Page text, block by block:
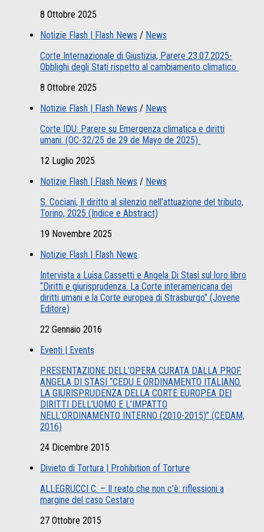
8 Ottobre 2025
Notizie Flash | Flash News / News
Corte Internazionale di Giustizia, Parere 23.07.2025-
Obblighi degli Stati rispetto al cambiamento climatico
8 Ottobre 2025
Notizie Flash | Flash News / News
Corte IDU: Parere su Emergenza climatica e diritti
umani. (OC-32/25 de 29 de Mayo de 2025)
12 Luglio 2025
Notizie Flash | Flash News / News
S. Cociani, Il diritto al silenzio nell’attuazione del tributo,
Torino, 2025 (Indice e Abstract)
19 Novembre 2025
Notizie Flash | Flash News
Intervista a Luisa Cassetti e Angela Di Stasi sul loro libro
“Diritti e giurisprudenza. La Corte interamericana dei
diritti umani e la Corte europea di Strasburgo” (Jovene
Editore)
22 Gennaio 2016
Eventi | Events
PRESENTAZIONE DELL’OPERA CURATA DALLA PROF.
ANGELA DI STASI “CEDU E ORDINAMENTO ITALIANO.
LA GIURISPRUDENZA DELLA CORTE EUROPEA DEI
DIRITTI DELL’UOMO E L’IMPATTO
NELL’ORDINAMENTO INTERNO (2010-2015)” (CEDAM,
2016)
24 Dicembre 2015
Divieto di Tortura | Prohibition of Torture
ALLEGRUCCI C. – Il reato che non c’è: riflessioni a
margine del caso Cestaro
27 Ottobre 2015